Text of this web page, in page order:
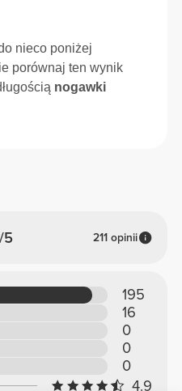
5 211 opinii
195
16
0
0
0
4.9
nieco poniżej
porównaj ten wynik
nogawki